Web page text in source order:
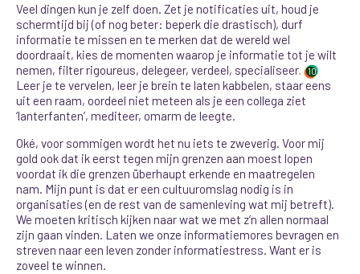
Veel dingen kun je zelf doen. Zet je notificaties uit, houd je
schermtijd bij (of nog beter: beperk die drastisch), durf
informatie te missen en te merken dat de wereld wel
doordraait, kies de momenten waarop je informatie tot je wilt
nemen, filter rigoureus, delegeer, verdeel, specialiseer. 10
Leer je te vervelen, leer je brein te laten kabbelen, staar eens
uit een raam, oordeel niet meteen als je een collega ziet
‘lanterfanten’, mediteer, omarm de leegte.
Oké, voor sommigen wordt het nu iets te zweverig. Voor mij
gold ook dat ik eerst tegen mijn grenzen aan moest lopen
voordat ik die grenzen überhaupt erkende en maatregelen
nam. Mijn punt is dat er een cultuuromslag nodig is in
organisaties (en de rest van de samenleving wat mij betreft).
We moeten kritisch kijken naar wat we met z’n allen normaal
zijn gaan vinden. Laten we onze informatiemores bevragen en
streven naar een leven zonder informatiestress. Want er is
zoveel te winnen.